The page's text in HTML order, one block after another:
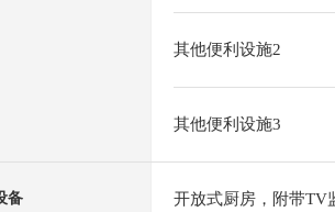
其他便利设施2
其他便利设施3
备 开放式厨房，附带TV